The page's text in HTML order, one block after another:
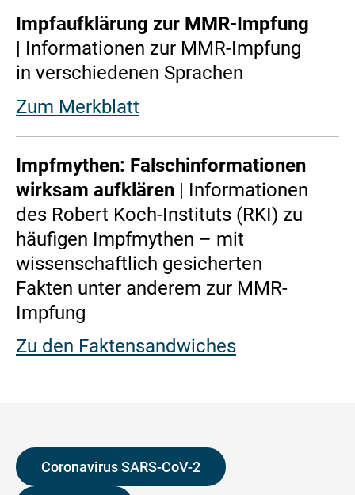
Impfaufklärung zur MMR-Impfung
| Informationen zur MMR-Impfung
in verschiedenen Sprachen
Zum Merkblatt
Impfmythen: Falschinformationen
wirksam aufklären | Informationen
des Robert Koch-Instituts (RKI) zu
häufigen Impfmythen – mit
wissenschaftlich gesicherten
Fakten unter anderem zur MMR-
Impfung
Zu den Faktensandwiches
Coronavirus SARS-CoV-2